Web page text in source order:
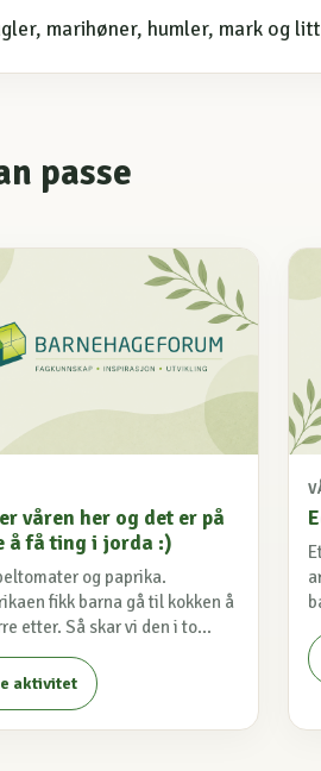
marihøner, humler, mark og
passe
våren her og det er på
å få ting i jorda :)
og paprika.
fikk barna gå til kokken å
etter. Så skar vi den i to...
aktivitet